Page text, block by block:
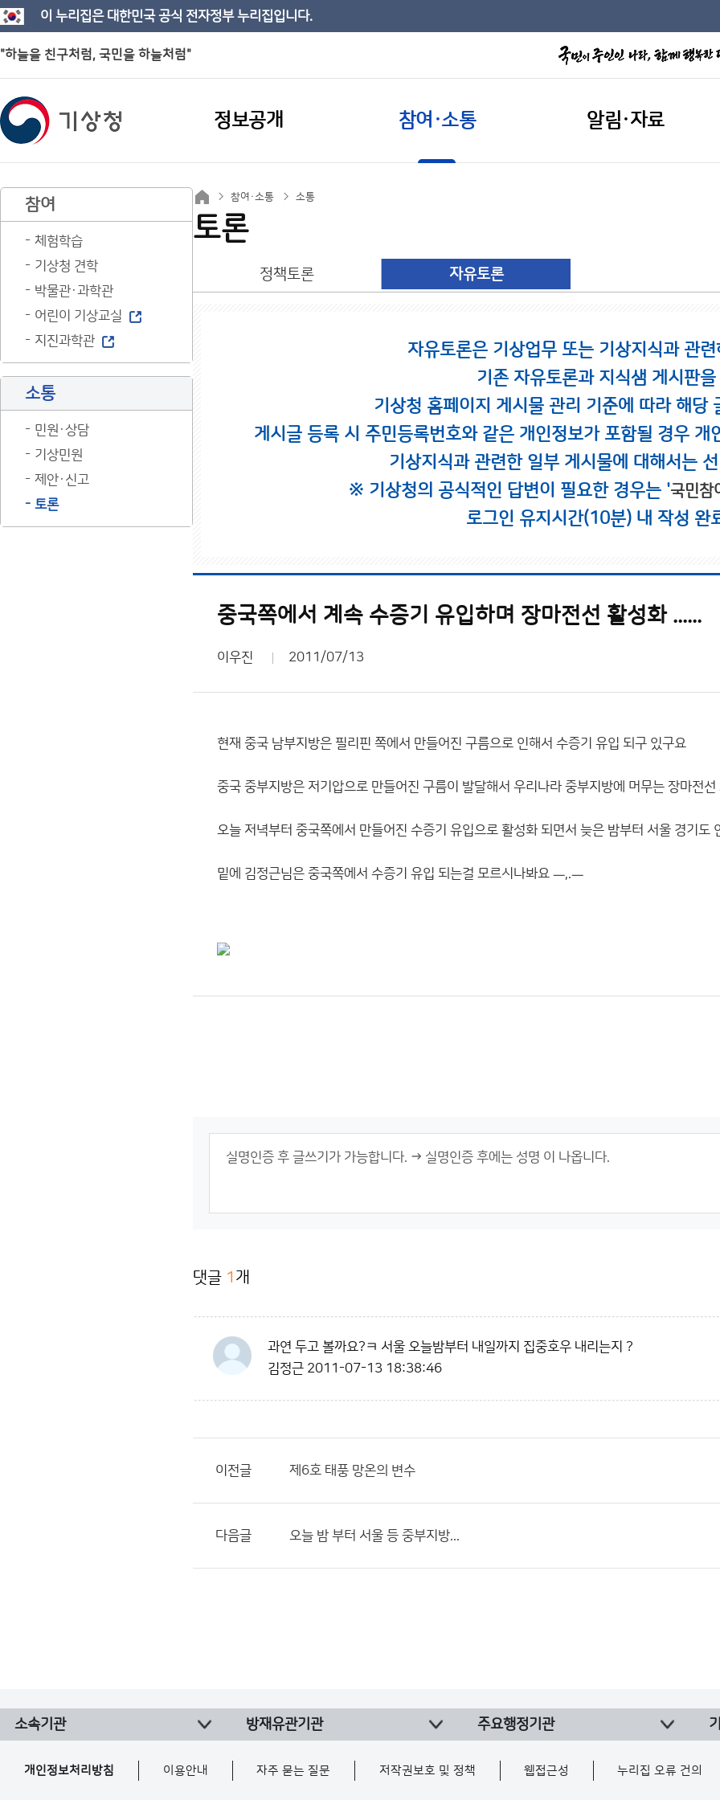
이 누리집은 대한민국 공식 전자정부 누리집입니다.
"하늘을 친구처럼, 국민을 하늘처럼"
정보공개 참여·소통 알림·자료
참여
체험학습
기상청 견학
박물관·과학관
어린이 기상교실
지진과학관
소통
민원·상담
기상민원
제안·신고
토론
참여·소통 소통
토론
정책토론 자유토론
자유토론은 기상업무 또는 기상지식과 관
기존 자유토론과 지식샘 게시판
기상청 홈페이지 게시물 관리 기준에 따라 해당
게시글 등록 시 주민등록번호와 같은 개인정보가 포함될 경우
기상지식과 관련한 일부 게시물에 대해서는
※ 기상청의 공식적인 답변이 필요한 경우는 '국민참
로그인 유지시간(10분) 내 작성 완
중국쪽에서 계속 수증기 유입하며 장마전선 활성화 ......
이우진 2011/07/13
현재 중국 남부지방은 필리핀 쪽에서 만들어진 구름으로 인해서 수증기 유입 되구 있구요
중국 중부지방은 저기압으로 만들어진 구름이 발달해서 우리나라 중부지방에 머무는 장마전
오늘 저녁부터 중국쪽에서 만들어진 수증기 유입으로 활성화 되면서 늦은 밤부터 서울 경기
밑에 김정근님은 중국쪽에서 수증기 유입 되는걸 모르시나봐요 ㅡ,.ㅡ
댓글 1 개
과연 두고 볼까요?ㅋ 서울 오늘밤부터 내일까지 집중호우 내리는지 ?
김정근 2011-07-13 18:38:46
이전글 제6호 태풍 망온의 변수
다음글 오늘 밤 부터 서울 등 중부지방...
소속기관 방재유관기관 주요행정기관
개인정보처리방침 이용안내 자주 묻는 질문 저작권보호 및 정책 웹접근성 누리집 오류 건의